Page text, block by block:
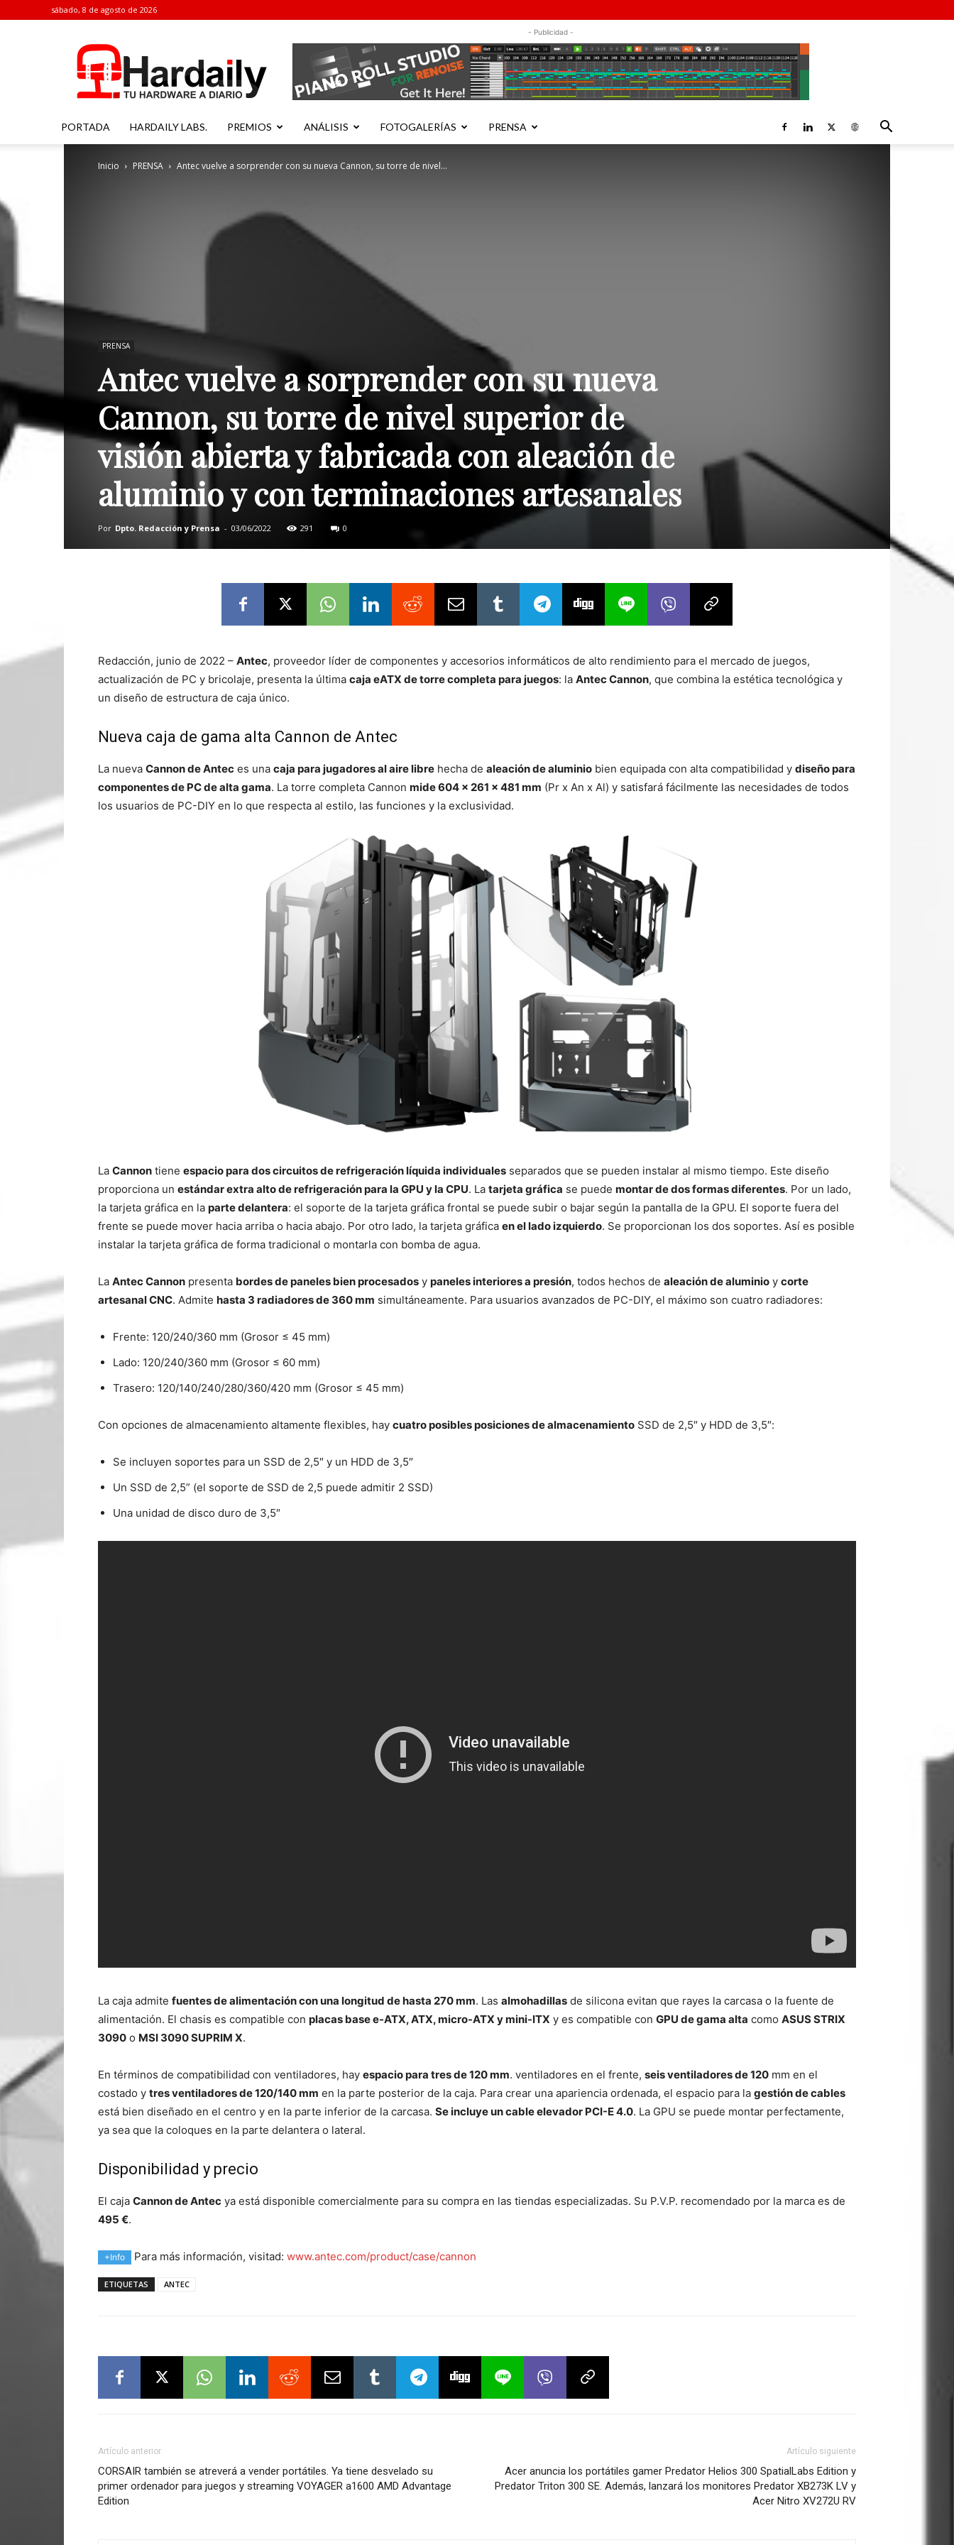
sábado, 8 de agosto de 2026
- Publicidad -
PORTADA HARDAILY LABS. PREMIOS ANÁLISIS FOTOGALERÍAS PRENSA
Inicio PRENSA Antec vuelve a sorprender con su nueva Cannon, su torre de nivel...
PRENSA
Antec vuelve a sorprender con su nueva
Cannon, su torre de nivel superior de
visión abierta y fabricada con aleación de
aluminio y con terminaciones artesanales
Por Dpto. Redacción y Prensa - 03/06/2022 291 0
Redacción, junio de 2022 – Antec, proveedor líder de componentes y accesorios informáticos de alto rendimiento para el mercado de juegos,
actualización de PC y bricolaje, presenta la última caja eATX de torre completa para juegos: la Antec Cannon, que combina la estética tecnológica y
un diseño de estructura de caja único.
Nueva caja de gama alta Cannon de Antec
La nueva Cannon de Antec es una caja para jugadores al aire libre hecha de aleación de aluminio bien equipada con alta compatibilidad y diseño para
componentes de PC de alta gama. La torre completa Cannon mide 604 x 261 x 481 mm (Pr x An x Al) y satisfará fácilmente las necesidades de todos
los usuarios de PC-DIY en lo que respecta al estilo, las funciones y la exclusividad.
La Cannon tiene espacio para dos circuitos de refrigeración líquida individuales separados que se pueden instalar al mismo tiempo. Este diseño
proporciona un estándar extra alto de refrigeración para la GPU y la CPU. La tarjeta gráfica se puede montar de dos formas diferentes. Por un lado,
la tarjeta gráfica en la parte delantera: el soporte de la tarjeta gráfica frontal se puede subir o bajar según la pantalla de la GPU. El soporte fuera del
frente se puede mover hacia arriba o hacia abajo. Por otro lado, la tarjeta gráfica en el lado izquierdo. Se proporcionan los dos soportes. Así es posible
instalar la tarjeta gráfica de forma tradicional o montarla con bomba de agua.
La Antec Cannon presenta bordes de paneles bien procesados ​​y paneles interiores a presión, todos hechos de aleación de aluminio y corte
artesanal CNC. Admite hasta 3 radiadores de 360 ​​mm simultáneamente. Para usuarios avanzados de PC-DIY, el máximo son cuatro radiadores:
Frente: 120/240/360 mm (Grosor ≤ 45 mm)
Lado: 120/240/360 mm (Grosor ≤ 60 mm)
Trasero: 120/140/240/280/360/420 mm (Grosor ≤ 45 mm)
Con opciones de almacenamiento altamente flexibles, hay cuatro posibles posiciones de almacenamiento SSD de 2,5″ y HDD de 3,5″:
Se incluyen soportes para un SSD de 2,5″ y un HDD de 3,5″
Un SSD de 2,5” (el soporte de SSD de 2,5 puede admitir 2 SSD)
Una unidad de disco duro de 3,5″
La caja admite fuentes de alimentación con una longitud de hasta 270 mm. Las almohadillas de silicona evitan que rayes la carcasa o la fuente de
alimentación. El chasis es compatible con placas base e-ATX, ATX, micro-ATX y mini-ITX y es compatible con GPU de gama alta como ASUS STRIX
3090 o MSI 3090 SUPRIM X.
En términos de compatibilidad con ventiladores, hay espacio para tres de 120 mm. ventiladores en el frente, seis ventiladores de 120 mm en el
costado y tres ventiladores de 120/140 mm en la parte posterior de la caja. Para crear una apariencia ordenada, el espacio para la gestión de cables
está bien diseñado en el centro y en la parte inferior de la carcasa. Se incluye un cable elevador PCI-E 4.0. La GPU se puede montar perfectamente,
ya sea que la coloques en la parte delantera o lateral.
Disponibilidad y precio
El caja Cannon de Antec ya está disponible comercialmente para su compra en las tiendas especializadas. Su P.V.P. recomendado por la marca es de
495 €.
+Info Para más información, visitad: www.antec.com/product/case/cannon
ETIQUETAS ANTEC
Artículo anterior
CORSAIR también se atreverá a vender portátiles. Ya tiene desvelado su
primer ordenador para juegos y streaming VOYAGER a1600 AMD Advantage
Edition
Artículo siguiente
Acer anuncia los portátiles gamer Predator Helios 300 SpatialLabs Edition y
Predator Triton 300 SE. Además, lanzará los monitores Predator XB273K LV y
Acer Nitro XV272U RV